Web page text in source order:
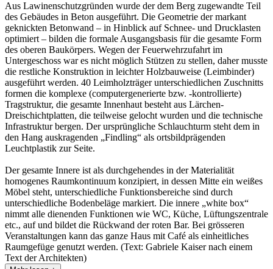
Aus Lawinenschutzgründen wurde der dem Berg zugewandte Teil
des Gebäudes in Beton ausgeführt. Die Geometrie der markant
geknickten Betonwand – in Hinblick auf Schnee- und Drucklasten
optimiert – bilden die formale Ausgangsbasis für die gesamte Form
des oberen Baukörpers. Wegen der Feuerwehrzufahrt im
Untergeschoss war es nicht möglich Stützen zu stellen, daher musste
die restliche Konstruktion in leichter Holzbauweise (Leimbinder)
ausgeführt werden. 40 Leimholzträger unterschiedlichen Zuschnitts
formen die komplexe (computergenerierte bzw. -kontrollierte)
Tragstruktur, die gesamte Innenhaut besteht aus Lärchen-
Dreischichtplatten, die teilweise gelocht wurden und die technische
Infrastruktur bergen. Der ursprüngliche Schlauchturm steht dem in
den Hang auskragenden „Findling“ als ortsbildprägenden
Leuchtplastik zur Seite.
Der gesamte Innere ist als durchgehendes in der Materialität
homogenes Raumkontinuum konzipiert, in dessen Mitte ein weißes
Möbel steht, unterschiedliche Funktionsbereiche sind durch
unterschiedliche Bodenbeläge markiert. Die innere „white box“
nimmt alle dienenden Funktionen wie WC, Küche, Lüftungszentrale
etc., auf und bildet die Rückwand der roten Bar. Bei grösseren
Veranstaltungen kann das ganze Haus mit Café als einheitliches
Raumgefüge genutzt werden. (Text: Gabriele Kaiser nach einem
Text der Architekten)